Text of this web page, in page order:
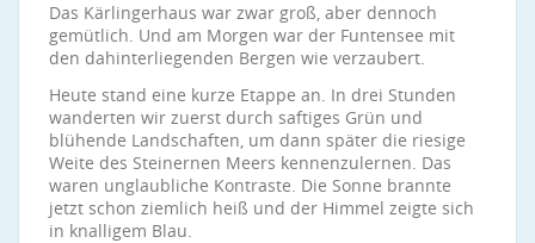
Das Kärlingerhaus war zwar groß, aber dennoch
gemütlich. Und am Morgen war der Funtensee mit
den dahinterliegenden Bergen wie verzaubert.
Heute stand eine kurze Etappe an. In drei Stunden
wanderten wir zuerst durch saftiges Grün und
blühende Landschaften, um dann später die riesige
Weite des Steinernen Meers kennenzulernen. Das
waren unglaubliche Kontraste. Die Sonne brannte
jetzt schon ziemlich heiß und der Himmel zeigte sich
in knalligem Blau.